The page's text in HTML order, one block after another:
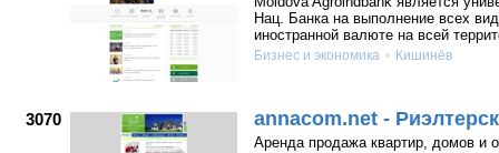
Нац. Банка на выполнение всех
иностранной валюте на всей
Бизнес и экономика Кишинёв
3070 annacom.net -
Аренда продажа квартир, домов и